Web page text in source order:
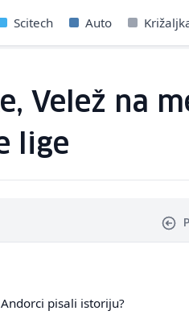
Scitech Auto
Velež na
lige
pisali istoriju?